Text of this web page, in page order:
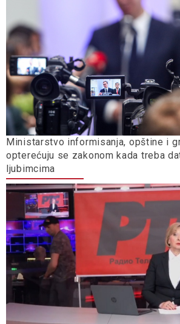
Ministarstvo informisanja, opštine i
opterećuju se zakonom kada treba
ljubimcima